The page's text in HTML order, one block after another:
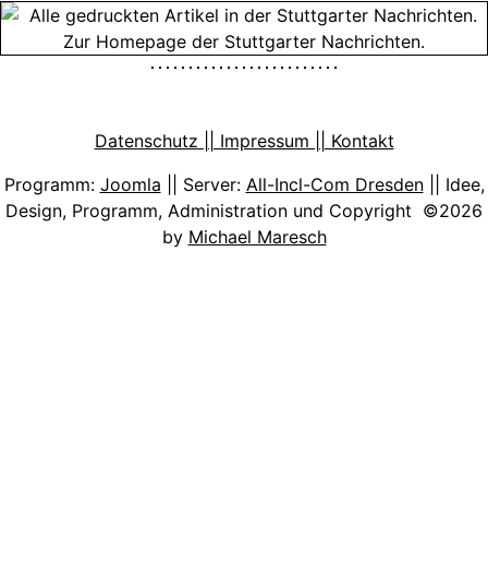
Datenschutz || Impressum || Kontakt
Programm: Joomla || Server: All-Incl-Com Dresden|| Idee,
Design, Programm, Administration und Copyright ©2026
by Michael Maresch